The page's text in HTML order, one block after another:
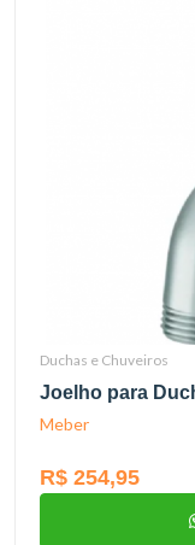
Duchas e Chuveiros
Joelho para
Meber
R$ 254,95